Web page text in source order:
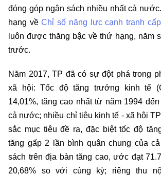
đóng góp ngân sách nhiều nhất cả
hạng vềChỉ số năng lực cạnh tranh
luôn được thăng bậc về thứ hạng, năm
trước.
Năm 2017, TP đã có sự đột phá trong
xã hội: Tốc độ tăng trưởng kinh tế
14,01%, tăng cao nhất từ năm 1994
cả nước; nhiều chỉ tiêu kinh tế - xã hội
sắc mục tiêu đề ra, đặc biệt tốc độ
tăng gấp 2 lần bình quân chung của
sách trên địa bàn tăng cao, ước đạt
20,68% so với cùng kỳ; riêng thu